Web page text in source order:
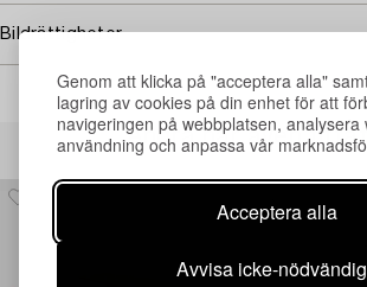
Genom att klicka på "acceptera alla"
lagring av cookies på din enhet för att
navigeringen på webbplatsen, analysera
användning och anpassa vår
Acceptera alla
Avvisa icke-
Bildrättigheter
Andra har även